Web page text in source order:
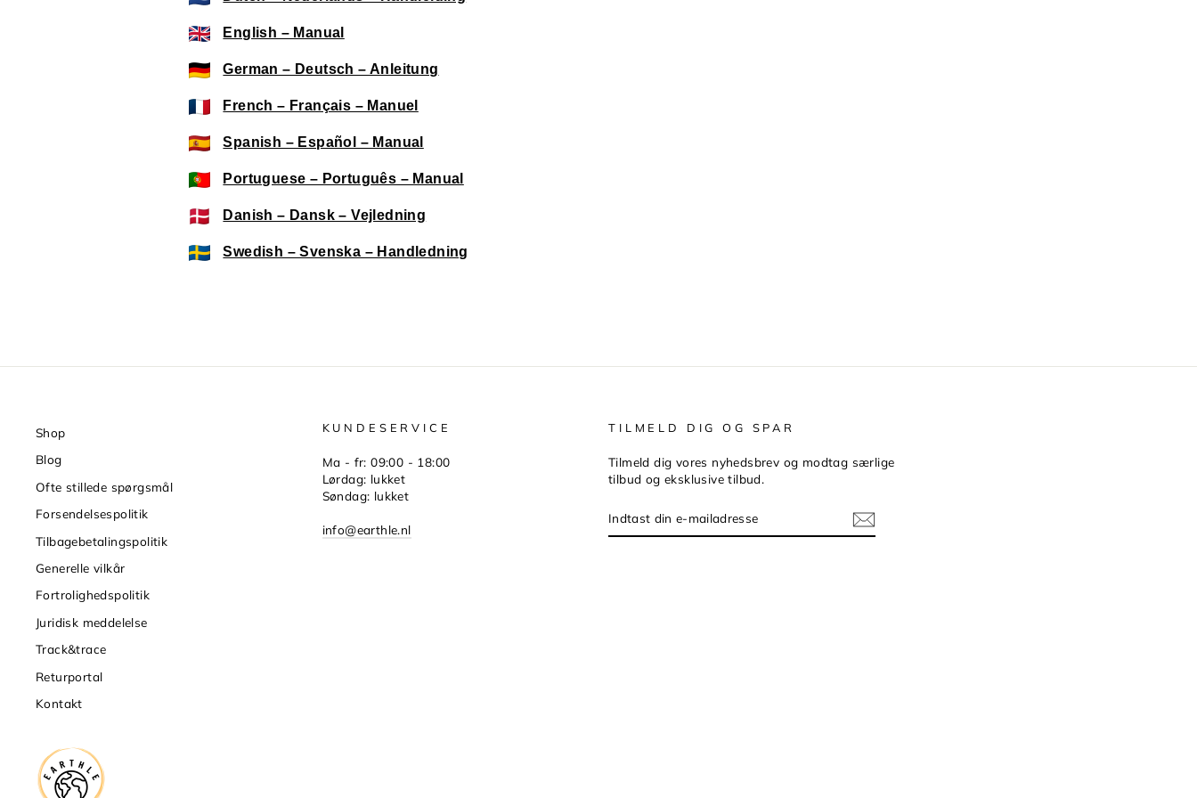
English – Manual
German – Deutsch – Anleitung
French – Français – Manuel
Spanish – Español – Manual
Portuguese – Português – Manual
Danish – Dansk – Vejledning
Swedish – Svenska – Handledning
Shop
Blog
Ofte stillede spørgsmål
Forsendelsespolitik
Tilbagebetalingspolitik
Generelle vilkår
Fortrolighedspolitik
Juridisk meddelelse
Track&trace
Returportal
Kontakt
KUNDESERVICE
Ma - fr: 09:00 - 18:00
Lørdag: lukket
Søndag: lukket
info@earthle.nl
TILMELD DIG OG SPAR
Tilmeld dig vores nyhedsbrev og modtag særlige
tilbud og eksklusive tilbud.
DIN
E-